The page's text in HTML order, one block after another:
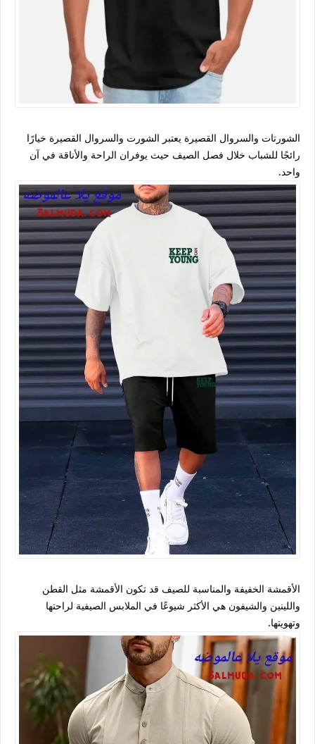
الشورتات والسروال القصيرة يعتبر الشورت والسروال القصيرة خيارًا
رائجًا للشباب خلال فصل الصيف حيث يوفران الراحة والأناقة في آن
واحد.
الأقمشة الخفيفة والمناسبة للصيف قد تكون الأقمشة مثل القطن
واللينين والشيفون هي الأكثر شيوعًا في الملابس الصيفية لراحتها
وتهويتها.